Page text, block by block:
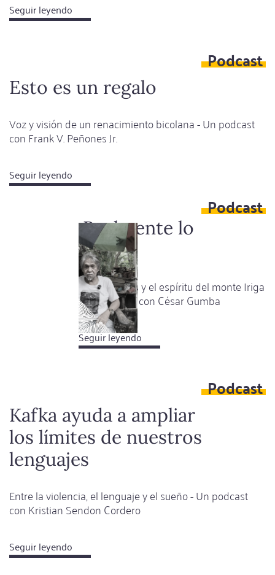
Seguir leyendo
Algo
aquí
Podcast
Esto es un regalo
Voz y visión de un renacimiento bicolana - Un podcast
con Frank V. Peñones Jr.
Seguir leyendo
Esto
un
regalo
Podcast
¡Realmente lo
hice!
Arte, jardines y el espíritu del monte Iriga
- Un podcast con César Gumba
Seguir leyendo
¡Realmente
Podcast
Kafka ayuda a ampliar
los límites de nuestros
lenguajes
Entre la violencia, el lenguaje y el sueño - Un podcast
con Kristian Sendon Cordero
Seguir leyendo
Kafka